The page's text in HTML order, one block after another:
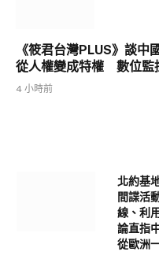
《筱君台灣PLUS》談
從人權變成特權 數位監
4 小時前
北約基
間諜活
線、利
論直指
從歐洲